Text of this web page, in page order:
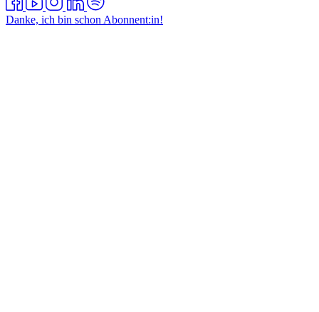
Danke, ich bin schon Abonnent:in!